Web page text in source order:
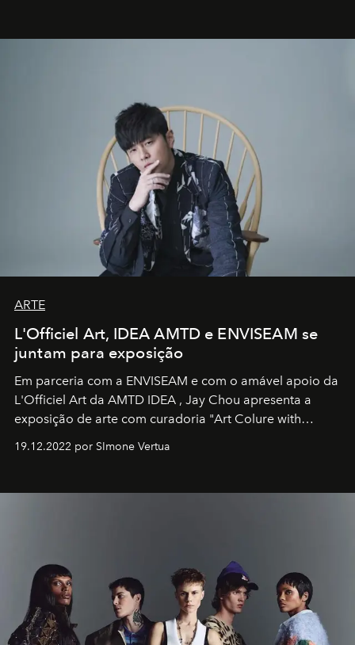
ARTE
L'Officiel Art, IDEA AMTD e ENVISEAM se
juntam para exposição
Em parceria com a ENVISEAM e com o amável apoio da
L'Officiel Art da AMTD IDEA , Jay Chou apresenta a
exposição de arte com curadoria "Art Colure with
19.12.2022 por SImone Vertua